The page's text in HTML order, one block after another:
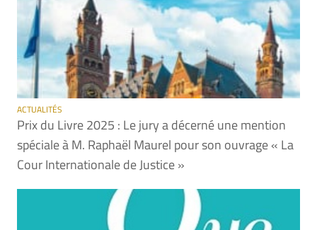
ACTUALITÉS
Prix du Livre 2025 : Le jury a décerné une mention
spéciale à M. Raphaël Maurel pour son ouvrage « La
Cour Internationale de Justice »